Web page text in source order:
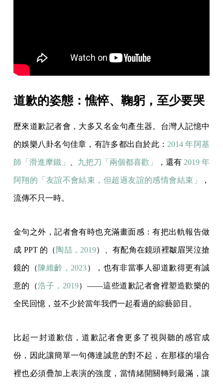
道歉的姿態：憔悴、鞠躬，至少要哭
歷來道歉記者會，大多又名金句產生器。台灣人記憶中
的娛樂八卦名句佳章，有許多都出自於此： 2014 年阿基
師「滑進摩鐵」 九把刀「兩個都喜歡」 ，還有 2019 年
阿翔的「友誼不會結束，但超過友誼的感情會結束」 ，
流傳不只一時。
金句之外，記者會有時也充滿畫面感：有把出軌報告做
成 PPT 的（ 陶喆，2019）、有配角在鏡頭裡皺眉哭泣搶
鏡的（ 陳維齡，2023），也有非當事人卻道歉得更有誠
意的（浩子，2019）——這些道歉記者會裡塑造歡樂的
全民回憶，並不少於當年我們一起看過的綜藝節目。
比起一封道歉信，道歉記者會更多了視與聽的感官成
份，因此讓簡單一句傳達誠意的對不起，在那樣的場合
裡也必須疊加上表演的強度，當情緒開關轉到最滿，讓